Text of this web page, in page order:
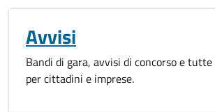
Avvisi
Bandi di gara, avvisi di concorso e
per cittadini e imprese.